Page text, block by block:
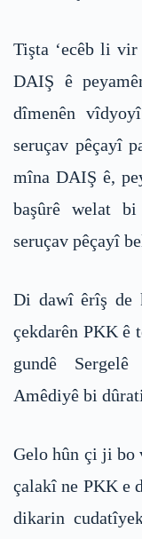
Tişta ‘ecêb li
DAIŞ ê
dîmenên
seruçav pêçayî
mîna DAIŞ ê,
başûrê welat
seruçav pêçayî
Di dawî êrîş de
çekdarên PKK ê
gundê
Amêdiyê bi
Gelo hûn çi ji bo
çalakî ne PKK e
dikarin